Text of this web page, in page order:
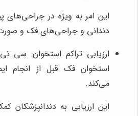
این امر به ویژه در جراحی‌های
دندانی و جراحی‌های فک و
ارزیابی تراکم استخوان: سی
استخوان فک قبل از انجام
می‌کند.
این ارزیابی به دندانپزشکان